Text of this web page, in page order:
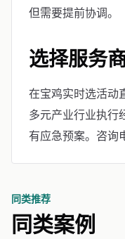
但需要提前协调。
选择服务
在宝鸡实时选活动
多元产业行业执行
有应急预案。咨询
同类推荐
同类案例